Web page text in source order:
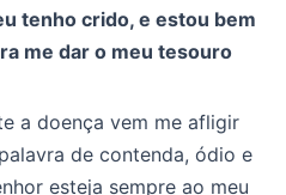
tenho crido, e estou bem
me dar o meu tesouro
a doença vem me afligir
de contenda, ódio e
esteja sempre ao meu